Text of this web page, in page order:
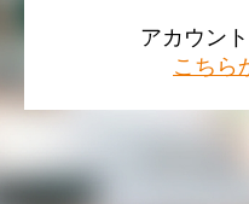
アカウン
こちら